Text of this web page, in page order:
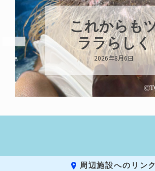
ハロー’s
Birthday!!!
2026年8月6日
周辺施設へのリンク